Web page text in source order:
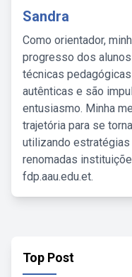
Sandra
Como orientador,
progresso dos
técnicas
autênticas e são
entusiasmo. Minha
trajetória para se
utilizando
renomadas
fdp.aau.edu.et.
Top Post